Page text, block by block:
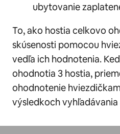
ubytovanie
To, ako hostia celkovo
skúsenosti pomocou
vedľa ich hodnotenia.
ohodnotia 3 hostia,
ohodnotenie
výsledkoch